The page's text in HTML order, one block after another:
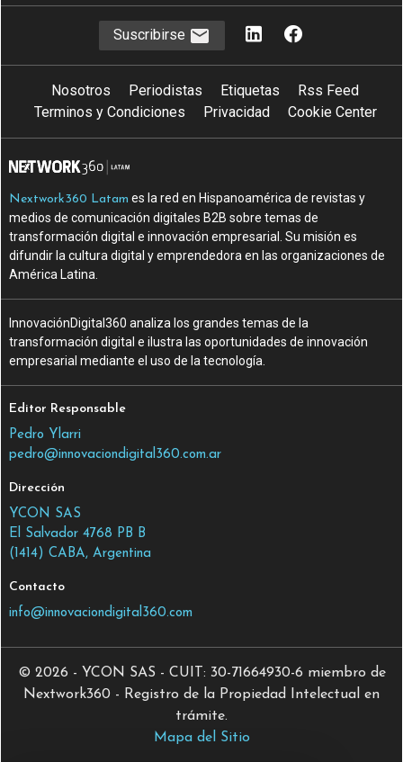
Suscribirse
Nosotros Periodistas Etiquetas
Rss Feed
Terminos y Condiciones
Privacidad Cookie Center
Nextwork360 Latam es la red en Hispanoamérica de revistas y
medios de comunicación digitales B2B sobre temas de
transformación digital e innovación empresarial. Su misión es
difundir la cultura digital y emprendedora en las organizaciones de
América Latina.
InnovaciónDigital360 analiza los grandes temas de la
transformación digital e ilustra las oportunidades de innovación
empresarial mediante el uso de la tecnología.
Editor Responsable
Pedro Ylarri
pedro@innovaciondigital360.com.ar
Dirección
YCON SAS
El Salvador 4768 PB B
(1414) CABA, Argentina
Contacto
info@innovaciondigital360.com
© 2026 - YCON SAS - CUIT: 30-71664930-6 miembro de
Nextwork360 - Registro de la Propiedad Intelectual en
trámite.
Mapa del Sitio